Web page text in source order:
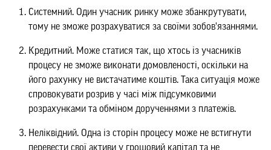
Системний. Один учасник ринку може збанкрутувати,
тому не зможе розрахуватися за своїми зобов'язаннями.
Кредитний. Може статися так, що хтось із учасників
процесу не зможе виконати домовленості, оскільки на
його рахунку не вистачатиме коштів. Така ситуація може
спровокувати розрив у часі між підсумковими
розрахунками та обміном дорученнями з платежів.
Неліквідний. Одна із сторін процесу може не встигнути
перевести свої активи у грошовий капітал та не